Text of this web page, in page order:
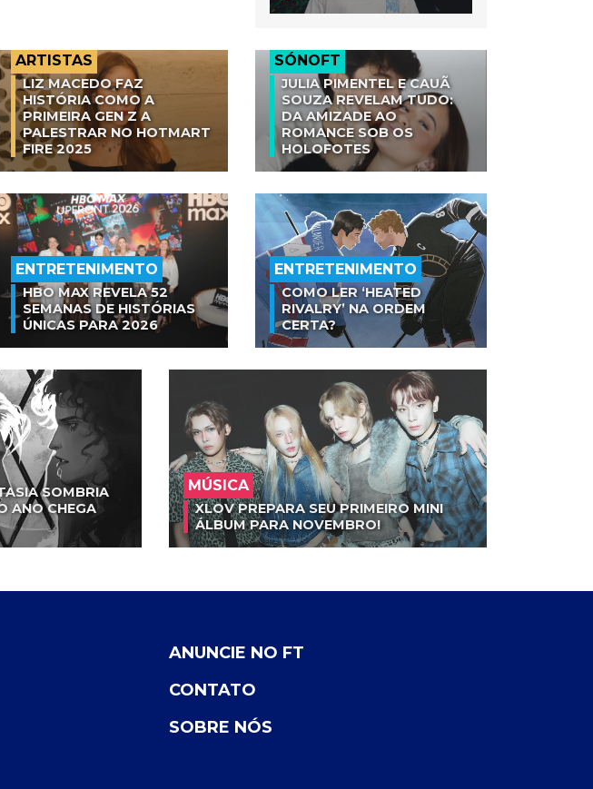
ARTISTAS
LIZ MACEDO FAZ
HISTÓRIA COMO A
PRIMEIRA GEN Z A
PALESTRAR NO HOTMART
FIRE 2025
SÓNOFT
JULIA PIMENTEL E CAUÃ
SOUZA REVELAM TUDO:
DA AMIZADE AO
ROMANCE SOB OS
HOLOFOTES
ENTRETENIMENTO
HBO MAX REVELA 52
SEMANAS DE HISTÓRIAS
ÚNICAS PARA 2026
ENTRETENIMENTO
COMO LER ‘HEATED
RIVALRY’ NA ORDEM
CERTA?
SOMBRIA
ANO CHEGA
MÚSICA
XLOV PREPARA SEU PRIMEIRO MINI
ÁLBUM PARA NOVEMBRO!
ANUNCIE NO FT
CONTATO
SOBRE NÓS